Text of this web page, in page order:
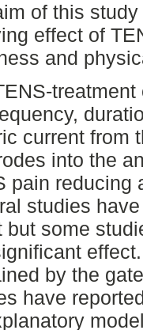
of this
effect of
and
current from
into the
pain reducing
studies
but some
by the
have